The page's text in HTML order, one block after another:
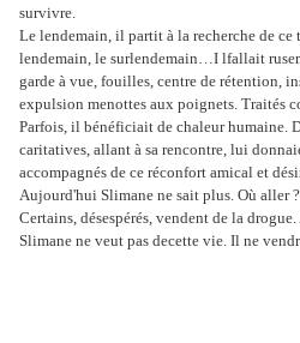
survivre.
Le lendemain, il partit à la recherche de
lendemain, le surlendemain…I lfallait ruser
garde à vue, fouilles, centre de rétention,
expulsion menottes aux poignets. Traités
Parfois, il bénéficiait de chaleur humaine.
caritatives, allant à sa rencontre, lui
accompagnés de ce réconfort amical et
Aujourd'hui Slimane ne sait plus. Où aller
Certains, désespérés, vendent de la
Slimane ne veut pas decette vie. Il ne